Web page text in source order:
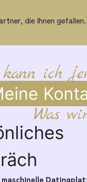
die Ihnen
ich
Was
maschinelle